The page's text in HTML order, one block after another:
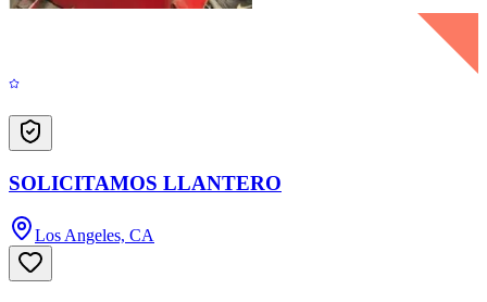
SOLICITAMOS LLANTERO
Los Angeles, CA